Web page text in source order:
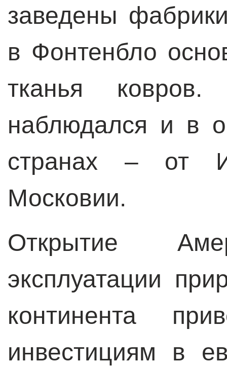
заведены
в Фонтенбло
тканья ковров.
наблюдался и в
странах – от
Московии.
Открытие
эксплуатации
континента
инвестициям в